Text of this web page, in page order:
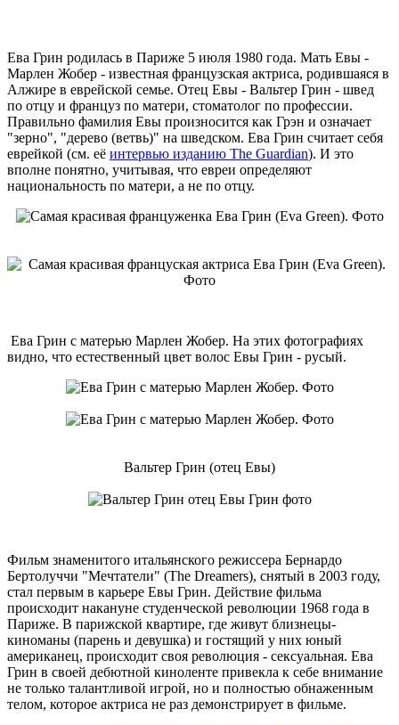
Ева Грин родилась в Париже 5 июля 1980 года. Мать Евы -
Марлен Жобер - известная французская актриса, родившаяся в
Алжире в еврейской семье. Отец Евы - Вальтер Грин - швед
по отцу и француз по матери, стоматолог по профессии.
Правильно фамилия Евы произносится как Грэн и означает
"зерно", "дерево (ветвь)" на шведском. Ева Грин считает себя
еврейкой (см. её интервью изданию The Guardian). И это
вполне понятно, учитывая, что евреи определяют
национальность по матери, а не по отцу.
Ева Грин с матерью Марлен Жобер. На этих фотографиях
видно, что естественный цвет волос Евы Грин - русый.
Вальтер Грин (отец Евы)
Фильм знаменитого итальянского режиссера Бернардо
Бертолуччи "Мечтатели" (The Dreamers), снятый в 2003 году,
стал первым в карьере Евы Грин. Действие фильма
происходит накануне студенческой революции 1968 года в
Париже. В парижской квартире, где живут близнецы-
киноманы (парень и девушка) и гостящий у них юный
американец, происходит своя революция - сексуальная. Ева
Грин в своей дебютной киноленте привекла к себе внимание
не только талантливой игрой, но и полностью обнаженным
телом, которое актриса не раз демонстрирует в фильме.